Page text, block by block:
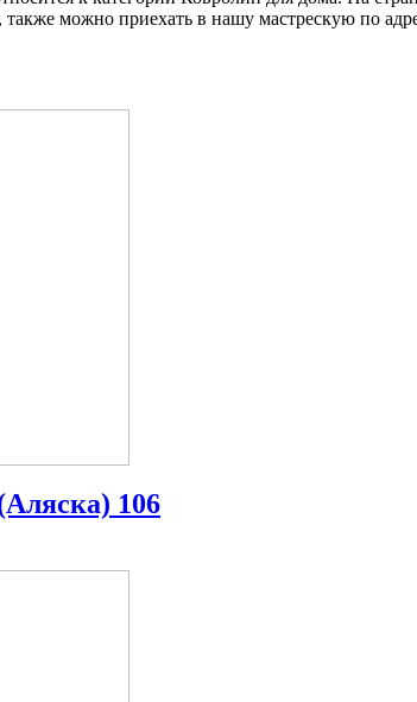
также можно приехать в нашу мастрескую по
106